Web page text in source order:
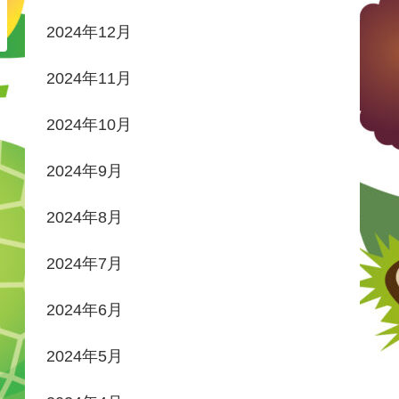
2024年12月
2024年11月
2024年10月
2024年9月
2024年8月
2024年7月
2024年6月
2024年5月